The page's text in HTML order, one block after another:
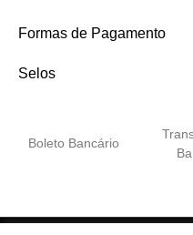
Formas de Pagamento
Selos
Boleto Bancário